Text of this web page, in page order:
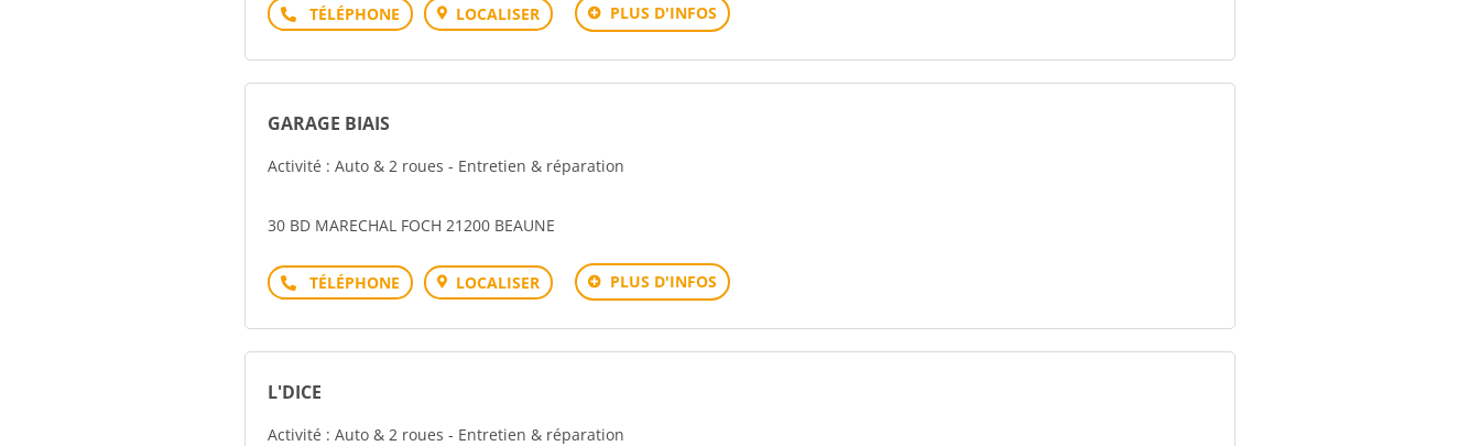
Téléphone LOCALISER PLUS D'INFOS
GARAGE BIAIS
Activité : Auto & 2 roues - Entretien & réparation
30 BD MARECHAL FOCH 21200 BEAUNE
Téléphone LOCALISER PLUS D'INFOS
L'DICE
Activité : Auto & 2 roues - Entretien & réparation